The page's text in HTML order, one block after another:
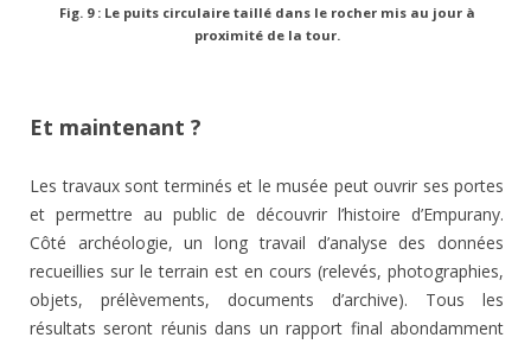
Fig. 9 : Le puits circulaire taillé dans le rocher mis au jour à
proximité de la tour.
Et maintenant ?
Les travaux sont terminés et le musée peut ouvrir ses portes
et permettre au public de découvrir l’histoire d’Empurany.
Côté archéologie, un long travail d’analyse des données
recueillies sur le terrain est en cours (relevés, photographies,
objets, prélèvements, documents d’archive). Tous les
résultats seront réunis dans un rapport final abondamment